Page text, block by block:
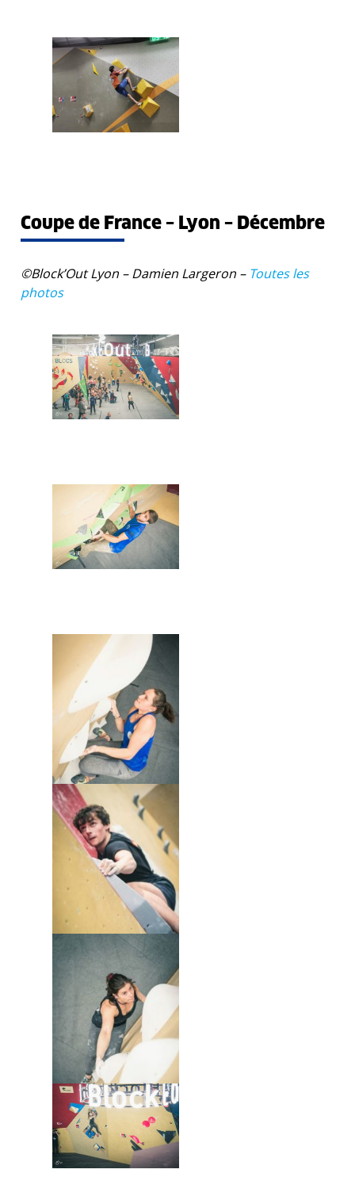
Coupe de France – Lyon – Décembre
©Block’Out Lyon – Damien Largeron – Toutes les
photos